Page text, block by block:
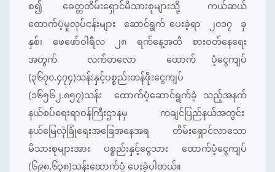
စ၍ ခေတ္တတိမ်းရှောင်မိသားစုများသို့ ကယ်ဆယ်
ထောက်ပံ့မှုလုပ်ငန်းများ ဆောင်ရွက် ပေးခဲ့ရာ ၂၀၁၇ ခု
နှစ်၊ ဖေဖော်ဝါရီလ ၂၈ ရက်နေ့အထိ စားဝတ်နေရေး
အတွက် လက်တလော ထောက် ပံ့ငွေကျပ်
(၃၆၇၀.၄၇၄)သန်းနှင့်ပစ္စည်းတန်ဖိုးငွေကျပ်
(၁၆၅၆၂.၈၅၇)သန်း ထောက်ပံ့ဆောင်ရွက်ခဲ့ သည့်အနက်
နယ်စပ်ရေးရာဝန်ကြီးဌာနမှ ကချင်ပြည်နယ်အတွင်း
နယ်မြေလုံခြုံရေးအခြေအနေအရ တိမ်းရှောင်လာသော
မိသားစုများအား ပစ္စည်းနှင့်ငွေသား ထောက်ပံ့ငွေကျပ်
(၆၉၈.၆၃၈)သန်းထောက်ပံ့ ပေးခဲ့ပါတယ်။